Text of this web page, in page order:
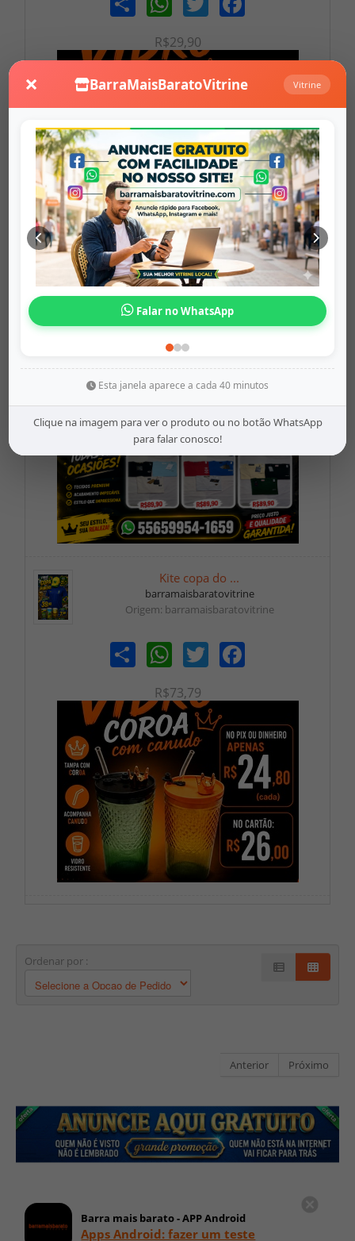
× BarraMaisBaratoVitrine Vitrine
Falar no WhatsApp
Esta janela aparece a cada 40 minutos
Clique na imagem para ver o produto ou no botão WhatsApp
para falar conosco!
Share WhatsAppTwitter Facebook
R$29,90
Bandeirinha ...
barramaisbaratovitrine
Origem: barramaisbaratovitrine
WhatsApp
R$4,99
Kite copa do ...
barramaisbaratovitrine
Origem: barramaisbaratovitrine
Share WhatsAppTwitter Facebook
R$73,79
Ordenar por :
Anterior Próximo
Barra mais barato - APP Android
Apps Android: fazer um teste